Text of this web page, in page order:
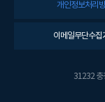
개인정보처리
이메일무단수집
31232 충